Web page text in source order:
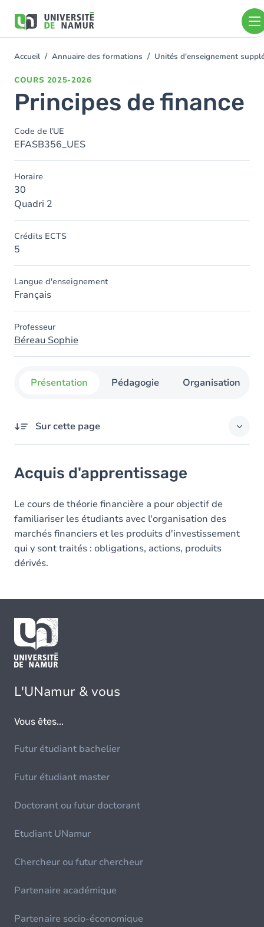
contenu
You
Accueil Annuaire des formations Unités d'enseignement
COURS 2025-2026
Principes de finance
Code de l'UE
EFASB356_UES
Horaire
30
Quadri 2
Crédits ECTS
5
Langue d'enseignement
Français
Professeur
Béreau Sophie
Présentation Pédagogie Organisation
Sur cette page
Acquis d'apprentissage
Le cours de théorie financière a pour objectif de
familiariser les étudiants avec l'organisation des
marchés financiers et les produits d'investissement
qui y sont traités : obligations, actions, produits
dérivés.
L'UNamur & vous
Vous êtes...
Futur étudiant bachelier
Futur étudiant master
Doctorant ou futur doctorant
Etudiant UNamur
Chercheur ou futur chercheur
Partenaire académique
Partenaire socio-économique